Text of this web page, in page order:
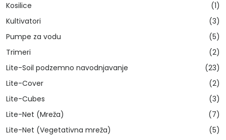
Kosilice
(1)
Kultivatori
(3)
Pumpe za vodu
(5)
Trimeri
(2)
Lite-Soil podzemno navodnjavanje
(23)
Lite-Cover
(2)
Lite-Cubes
(3)
Lite-Net (Mreža)
(7)
Lite-Net (Vegetativna mreža)
(5)